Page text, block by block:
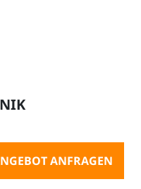
ANFRAGEN